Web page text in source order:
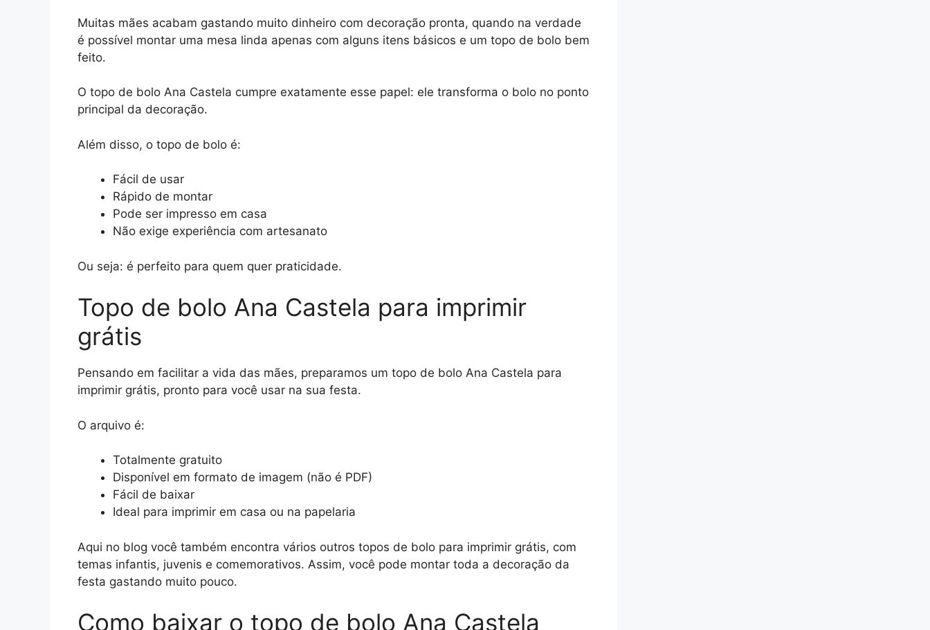
Muitas mães acabam gastando muito dinheiro com decoração pronta, quando na verdade
é possível montar uma mesa linda apenas com alguns itens básicos e um topo de bolo bem
feito.
O topo de bolo Ana Castela cumpre exatamente esse papel: ele transforma o bolo no ponto
principal da decoração.
Além disso, o topo de bolo é:
Fácil de usar
Rápido de montar
Pode ser impresso em casa
Não exige experiência com artesanato
Ou seja: é perfeito para quem quer praticidade.
Topo de bolo Ana Castela para imprimir
grátis
Pensando em facilitar a vida das mães, preparamos um topo de bolo Ana Castela para
imprimir grátis, pronto para você usar na sua festa.
O arquivo é:
Totalmente gratuito
Disponível em formato de imagem (não é PDF)
Fácil de baixar
Ideal para imprimir em casa ou na papelaria
Aqui no blog você também encontra vários outros topos de bolo para imprimir grátis, com
temas infantis, juvenis e comemorativos. Assim, você pode montar toda a decoração da
festa gastando muito pouco.
Como baixar o topo de bolo Ana Castela